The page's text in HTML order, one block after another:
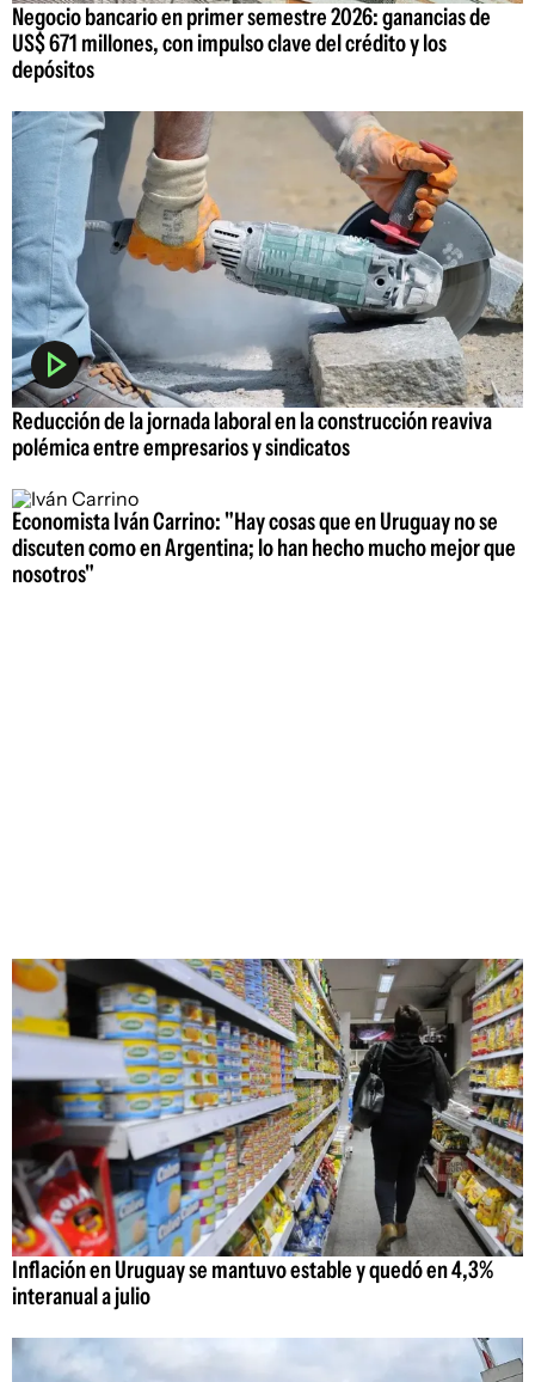
Negocio bancario en primer semestre 2026: ganancias de
US$ 671 millones, con impulso clave del crédito y los
depósitos
Reducción de la jornada laboral en la construcción reaviva
polémica entre empresarios y sindicatos
Economista Iván Carrino: "Hay cosas que en Uruguay no se
discuten como en Argentina; lo han hecho mucho mejor que
nosotros"
Inflación en Uruguay se mantuvo estable y quedó en 4,3%
interanual a julio